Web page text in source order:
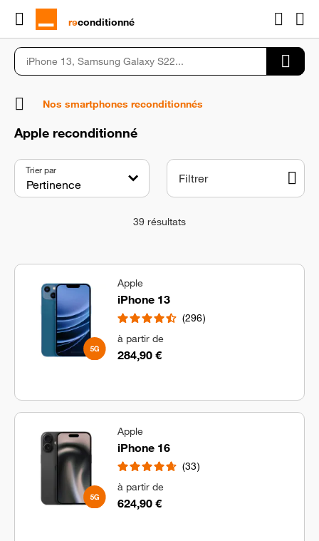
rɘconditionné
Nos smartphones reconditionnés
Apple reconditionné
39 résultats
Trier par
Filtrer
Apple
iPhone 13
296
à partir de
284,90 €
Apple
iPhone 16
33
à partir de
624,90 €